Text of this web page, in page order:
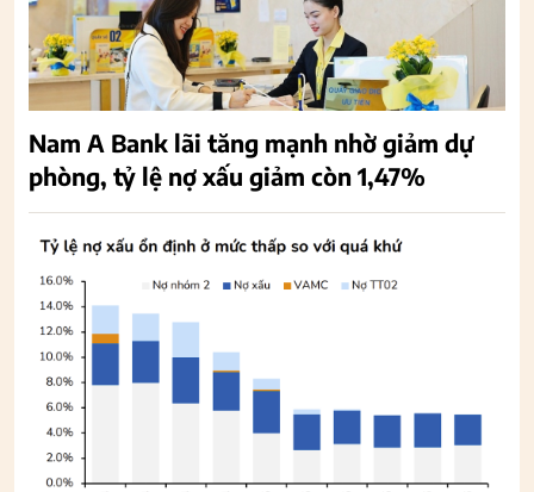
Nam A Bank lãi tăng mạnh nhờ giảm dự
phòng, tỷ lệ nợ xấu giảm còn 1,47%